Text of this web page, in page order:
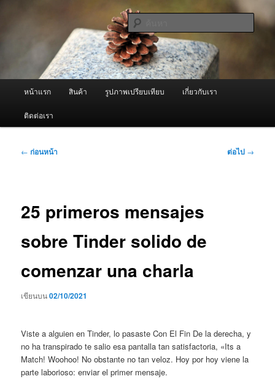
ผู้นำเข้าเครื่องพ่นหมอกควัน Best
Fogger / Fogger One และ อะไหล่
จำหน่ายเครื่องพ่นหมอกควัน คุณภาพดี บริการด้วยความจริงใจ
ค้นหา
หน้าแรก สินค้า รูปภาพเปรียบเทียบ เกี่ยวกับเรา
ติดต่อเรา
เมนู
← ก่อนหน้า ต่อไป →
25 primeros mensajes
sobre Tinder solido de
comenzar una charla
เขียนบน02/10/2021
Viste a alguien en Tinder, lo pasaste Con El Fin De la derecha, y
no ha transpirado te salio esa pantalla tan satisfactoria, «Its a
Match! Woohoo! No obstante no tan veloz. Hoy por hoy viene la
parte laborioso: enviar el primer mensaje.